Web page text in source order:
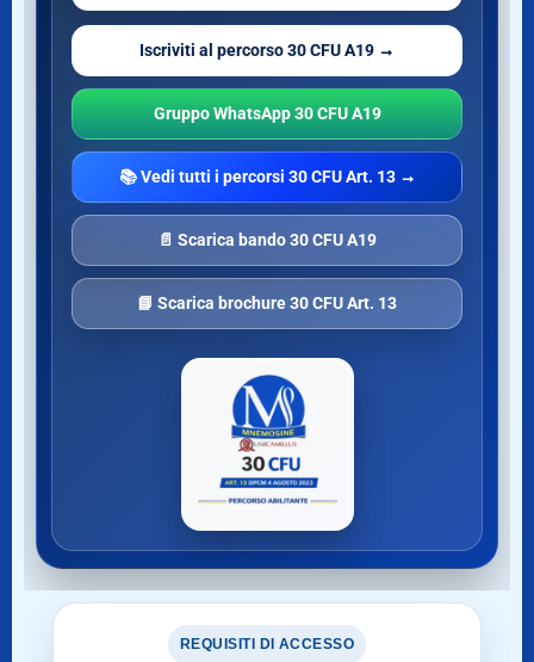
Iscriviti al percorso 30 CFU A19 →
Gruppo WhatsApp 30 CFU A19
📚 Vedi tutti i percorsi 30 CFU Art. 13 →
📄 Scarica bando 30 CFU A19
📘 Scarica brochure 30 CFU Art. 13
REQUISITI DI ACCESSO